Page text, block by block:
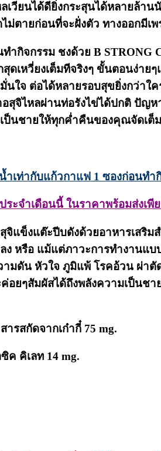
ยนได้ดียิ่งกระสุนได้หลายล้า
ตายก่อนที่จะฝั่งตัว ทางออกมีเ
ำกิจกรรม ชงด้วย B
เหวี่ยงเต็มทีจริงๆ ขั้นตอนง่าย
จ ต่อได้หลายรอบสุขยิ่งกว่าใค
จิไหลผ่านท่อรังไข่ได้ปกติ ปัญ
เป็นชายให้ทุกค่ำคืนของคุณจัดเต็
เท่ากับแก้วกาแฟ 1 ซองก่อนทำ
ะจำเดือนนี้ ในราคาพร้อมส่งเพีย
แข็งแต๊ะปีบดังด้วยอาหารเสริ
ง หรือ แม้แต่ภาวะการทำงาน
มดัน หัวใจ ภูมิแพ้ โรคอ้วน ผ่
ๆสัมผัสได้ถึงพลังความเป็นชา
รสกัดจากเก๋ากี๋ 75 mg.
ค คิเลท 14 mg.